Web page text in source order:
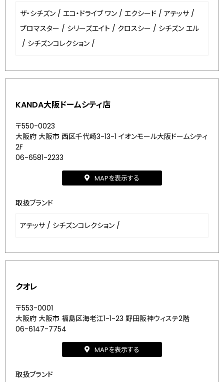
ザ・シチズン / エコ・ドライブ ワン / エクシード / アテッサ /
プロマスター / シリーズエイト / クロスシー / シチズン エル
/ シチズンコレクション /
KANDA大阪ドームシティ店
〒550-0023
大阪府 大阪市 西区千代崎3-13-1 イオンモール大阪ドームシティ
2F
06-6581-2233
MAPを表示する
取扱ブランド
アテッサ / シチズンコレクション /
クオレ
〒553-0001
大阪府 大阪市 福島区海老江1-1-23 野田阪神ウィステ2階
06-6147-7754
MAPを表示する
取扱ブランド